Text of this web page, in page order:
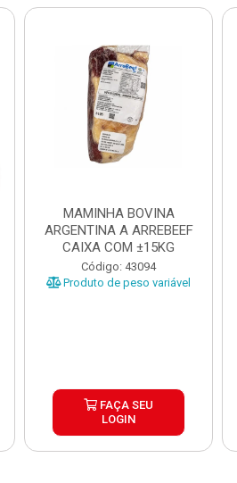
MAMINHA BOVINA
ARGENTINA A ARREBEEF
CAIXA COM ±15KG
Código: 43094
Produto de peso variável
FAÇA SEU
LOGIN